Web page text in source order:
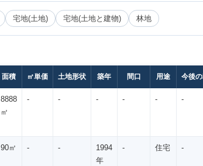
宅地(土地) 宅地(土地と建物) 林地
面積 ㎡単価 土地形状 築年 間口 用途 今後
8888
㎡
- - - - - -
90㎡ - -
1994
年
- 住宅 -